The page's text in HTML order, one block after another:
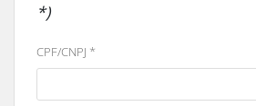
*)
CPF/CNPJ *